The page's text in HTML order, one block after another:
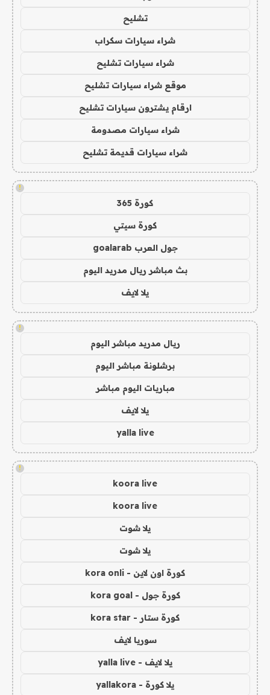
تشليح
شراء سيارات سكراب
شراء سيارات تشليح
موقع شراء سيارات تشليح
ارقام يشترون سيارات تشليح
شراء سيارات مصدومة
شراء سيارات قديمة تشليح
!
كورة 365
كورة سيتي
جول العرب goalarab
بث مباشر ريال مدريد اليوم
يلا لايف
!
ريال مدريد مباشر اليوم
برشلونة مباشر اليوم
مباريات اليوم مباشر
يلا لايف
yalla live
!
koora live
koora live
يلا شوت
يلا شوت
كورة اون لاين - kora onli
كورة جول - kora goal
كورة ستار - kora star
سوريا لايف
يلا لايف - yalla live
يلا كورة - yallakora